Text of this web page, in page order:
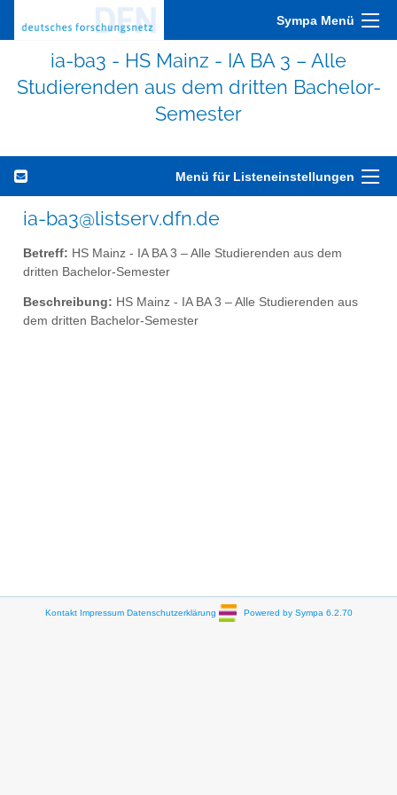
Sympa Menü
ia-ba3 - HS Mainz - IA BA 3 – Alle
Studierenden aus dem dritten Bachelor-
Semester
Menü für Listeneinstellungen
ia-ba3@listserv.dfn.de
Betreff: HS Mainz - IA BA 3 – Alle Studierenden aus dem
dritten Bachelor-Semester
Beschreibung: HS Mainz - IA BA 3 – Alle Studierenden aus
dem dritten Bachelor-Semester
Kontakt Impressum Datenschutzerklärung Powered by Sympa 6.2.70